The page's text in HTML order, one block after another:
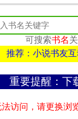
可搜索书名
推荐：小说书友
重要提醒：下
法访问，请更换浏